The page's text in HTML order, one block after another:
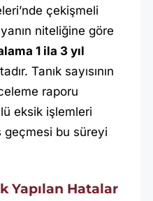
çekişmeli
niteliğine göre
1 ila 3 yıl
Tanık sayısının
raporu
eksik işlemleri
geçmesi bu süreyi
Yapılan Hatalar